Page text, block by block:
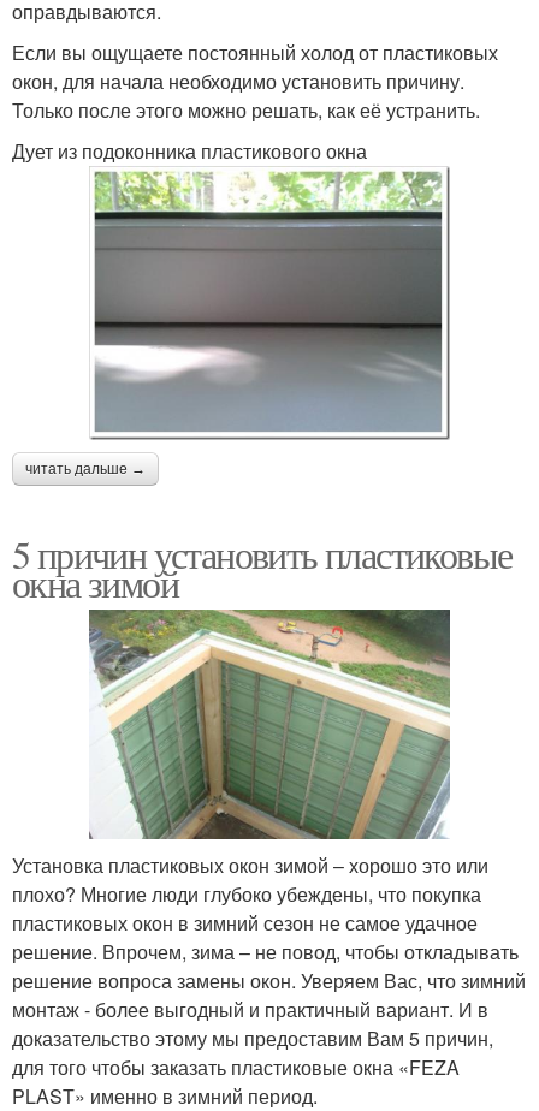
оправдываются.
Если вы ощущаете постоянный холод от пластиковых
окон, для начала необходимо установить причину.
Только после этого можно решать, как её устранить.
Дует из подоконника пластикового окна
читать дальше →
5 причин установить пластиковые
окна зимой
Установка пластиковых окон зимой – хорошо это или
плохо? Многие люди глубоко убеждены, что покупка
пластиковых окон в зимний сезон не самое удачное
решение. Впрочем, зима – не повод, чтобы откладывать
решение вопроса замены окон. Уверяем Вас, что зимний
монтаж - более выгодный и практичный вариант. И в
доказательство этому мы предоставим Вам 5 причин,
для того чтобы заказать пластиковые окна «FEZA
PLAST» именно в зимний период.